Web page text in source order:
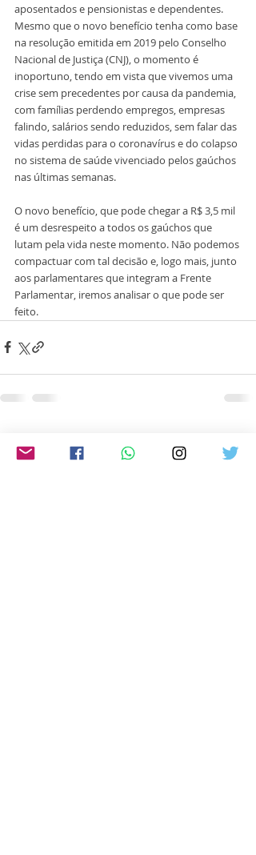
aposentados e pensionistas e dependentes.
Mesmo que o novo benefício tenha como base
na resolução emitida em 2019 pelo Conselho
Nacional de Justiça (CNJ), o momento é
inoportuno, tendo em vista que vivemos uma
crise sem precedentes por causa da pandemia,
com famílias perdendo empregos, empresas
falindo, salários sendo reduzidos, sem falar das
vidas perdidas para o coronavírus e do colapso
no sistema de saúde vivenciado pelos gaúchos
nas últimas semanas.
O novo benefício, que pode chegar a R$ 3,5 mil
é um desrespeito a todos os gaúchos que
lutam pela vida neste momento. Não podemos
compactuar com tal decisão e, logo mais, junto
aos parlamentares que integram a Frente
Parlamentar, iremos analisar o que pode ser
feito.